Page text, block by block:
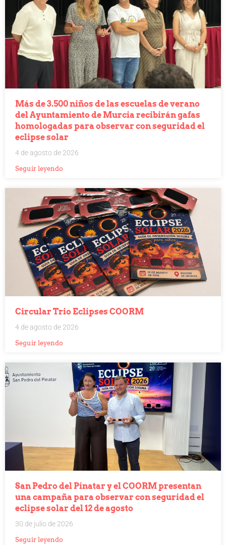
Más de 3.500 niños de las escuelas de verano
del Ayuntamiento de Murcia recibirán gafas
homologadas para observar con seguridad el
eclipse solar
4 de agosto de 2026
Seguir leyendo
Circular Trio Eclipses COORM
4 de agosto de 2026
Seguir leyendo
San Pedro del Pinatar y el COORM presentan
una campaña para observar con seguridad el
eclipse solar del 12 de agosto
30 de julio de 2026
Seguir leyendo